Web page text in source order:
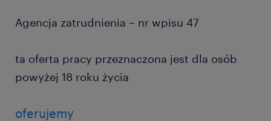
Agencja zatrudnienia – nr wpisu 47
ta oferta pracy przeznaczona jest dla osób
powyżej 18 roku życia
oferujemy